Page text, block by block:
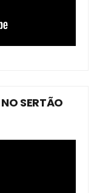
SERTÃO